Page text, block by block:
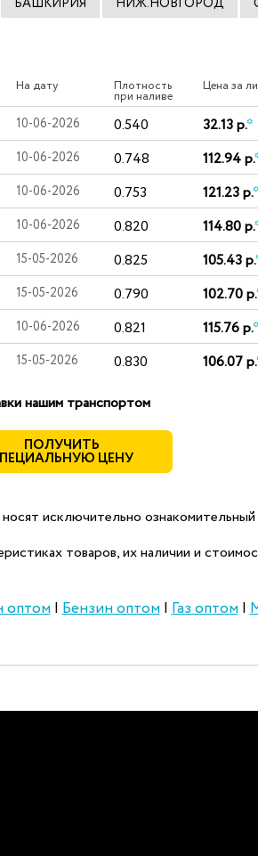
На дату Плотность
при наливе
Цена за
10-06-2026 0.540 32.13 р.*
10-06-2026 0.748 112.94 р.
10-06-2026 0.753 121.23 р.*
10-06-2026 0.820 114.80 р.
15-05-2026 0.825 105.43 р.
15-05-2026 0.790 102.70 р.
10-06-2026 0.821 115.76 р.*
15-05-2026 0.830 106.07 р.
нашим транспортом
ПОЛУЧИТЬ
ЦЕНУ
исключительно
товаров, их наличии и
оптом|Бензин оптом|Газ оптом|